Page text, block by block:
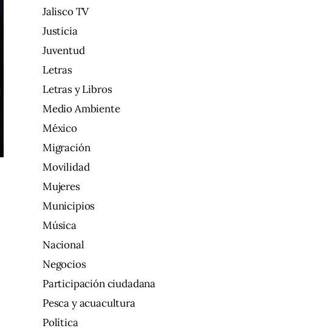
Jalisco TV
Justicia
Juventud
Letras
Letras y Libros
Medio Ambiente
México
Migración
Movilidad
Mujeres
Municipios
Música
Nacional
Negocios
Participación ciudadana
Pesca y acuacultura
Política